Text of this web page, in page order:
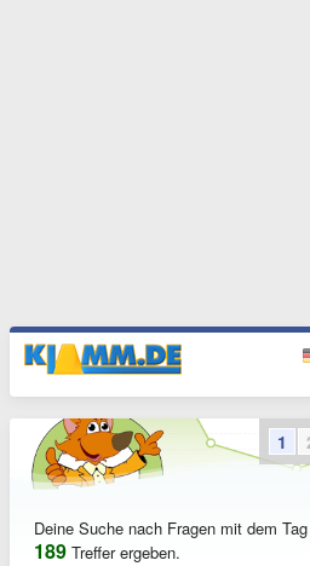
Deine Suche nach Fragen mit dem Tag
189 Treffer ergeben.
1